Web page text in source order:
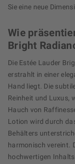
Sie eine neue
Wie
Bright
Die Estée Lauder
erstrahlt in einer
Hand liegt. Die
Reinheit und Luxus,
Hauch von
Lotion wird durch
Behälters
harmonisch vereint.
hochwertigen